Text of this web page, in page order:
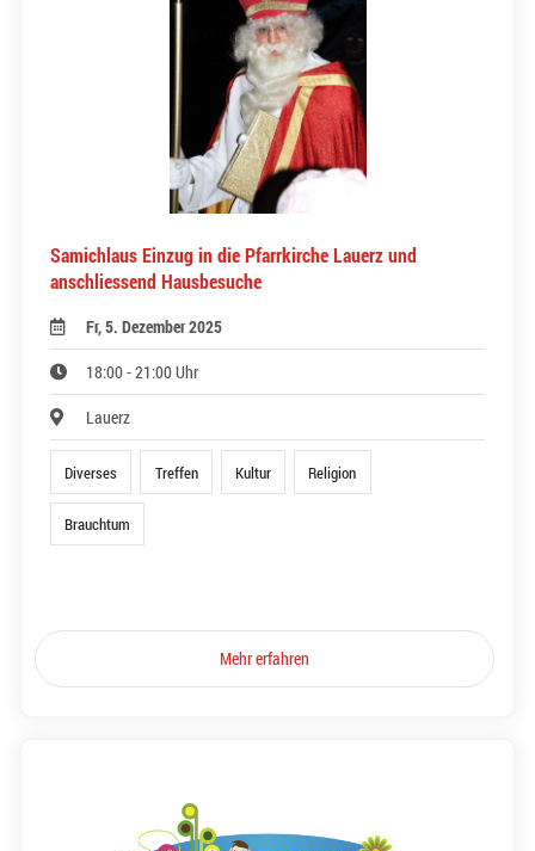
Samichlaus Einzug in die Pfarrkirche Lauerz und
anschliessend Hausbesuche
Fr, 5. Dezember 2025
18:00 - 21:00 Uhr
Lauerz
Diverses Treffen Kultur Religion
Brauchtum
Mehr erfahren